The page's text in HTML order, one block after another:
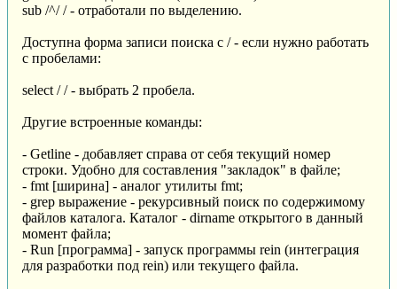
sub /^/ / - отработали по выделению.
Доступна форма записи поиска с / - если нужно работать
с пробелами:
select / / - выбрать 2 пробела.
Другие встроенные команды:
- Getline - добавляет справа от себя текущий номер
строки. Удобно для составления "закладок" в файле;
- fmt [ширина] - аналог утилиты fmt;
- grep выражение - рекурсивный поиск по содержимому
файлов каталога. Каталог - dirname открытого в данный
момент файла;
- Run [программа] - запуск программы rein (интеграция
для разработки под rein) или текущего файла.